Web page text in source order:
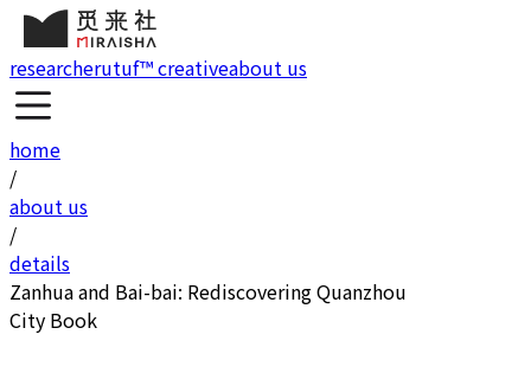
researcherutuf™ creativeabout us
home
/
about us
/
details
Zanhua and Bai-bai: Rediscovering Quanzhou
City Book